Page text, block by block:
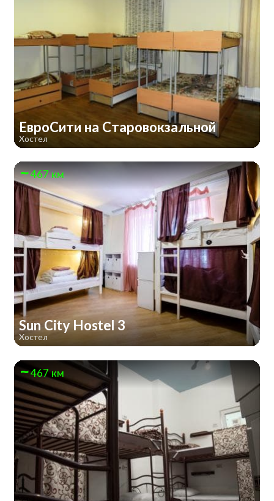
ЕвроСити на Старовокзальной
Хостел
467 км
Sun City Hostel 3
Хостел
467 км